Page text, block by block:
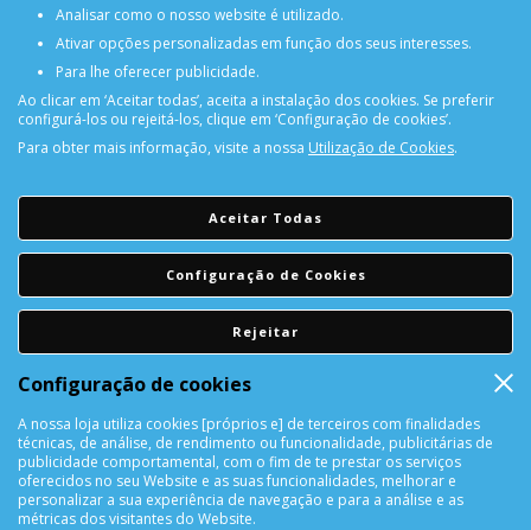
Encomendas acima de 150€
Consulte aqui a sua reparação
DEVOLUÇÕES
Devolução Garantida!
SUPORTE ONLINE
Analisar como o nosso website é utilizado.
Ativar opções personalizadas em função dos seus interesses.
Para lhe oferecer publicidade.
Ao clicar em ‘Aceitar todas’, aceita a instalação dos cookies. Se preferir
configurá-los ou rejeitá-los, clique em ‘Configuração de cookies’.
Para obter mais informação, visite a nossa Utilização de Cookies.
Aceitar Todas
Configuração de Cookies
Rejeitar
Configuração de cookies
A nossa loja utiliza cookies [próprios e] de terceiros com finalidades
técnicas, de análise, de rendimento ou funcionalidade, publicitárias de
publicidade comportamental, com o fim de te prestar os serviços
oferecidos no seu Website e as suas funcionalidades, melhorar e
personalizar a sua experiência de navegação e para a análise e as
métricas dos visitantes do Website.